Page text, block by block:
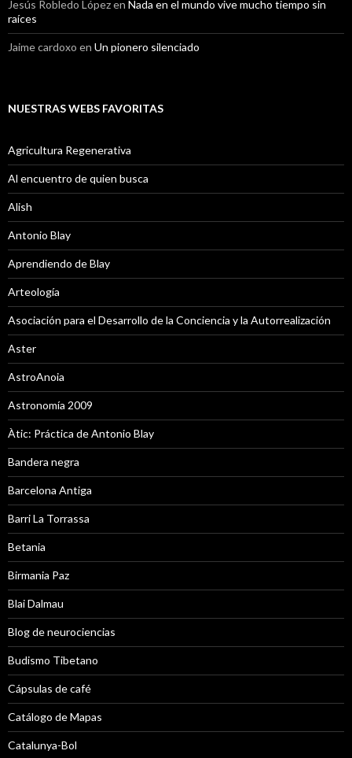
Jesús Robledo Lópezen Nada en el mundo vive mucho tiempo sin
raíces
Jaime cardoxo en Un pionero silenciado
NUESTRAS WEBS FAVORITAS
Agricultura Regenerativa
Al encuentro de quien busca
Alish
Antonio Blay
Aprendiendo de Blay
Arteología
Asociación para el Desarrollo de la Conciencia y la Autorrealización
Aster
AstroAnoia
Astronomía 2009
Àtic: Práctica de Antonio Blay
Bandera negra
Barcelona Antiga
Barri La Torrassa
Betania
Birmania Paz
Blai Dalmau
Blog de neurociencias
Budismo Tibetano
Cápsulas de café
Catálogo de Mapas
Catalunya-Bol